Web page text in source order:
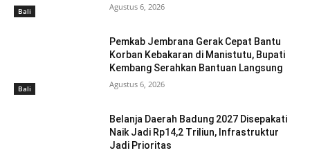
Bali Agustus 6, 2026
Bali
Pemkab Jembrana Gerak Cepat Bantu
Korban Kebakaran di Manistutu, Bupati
Kembang Serahkan Bantuan Langsung
Agustus 6, 2026
Belanja Daerah Badung 2027 Disepakati
Naik Jadi Rp14,2 Triliun, Infrastruktur
Jadi Prioritas